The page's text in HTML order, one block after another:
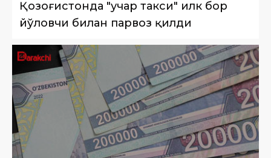
Қозоғистонда "учар такси" илк бор
йўловчи билан парвоз қилди